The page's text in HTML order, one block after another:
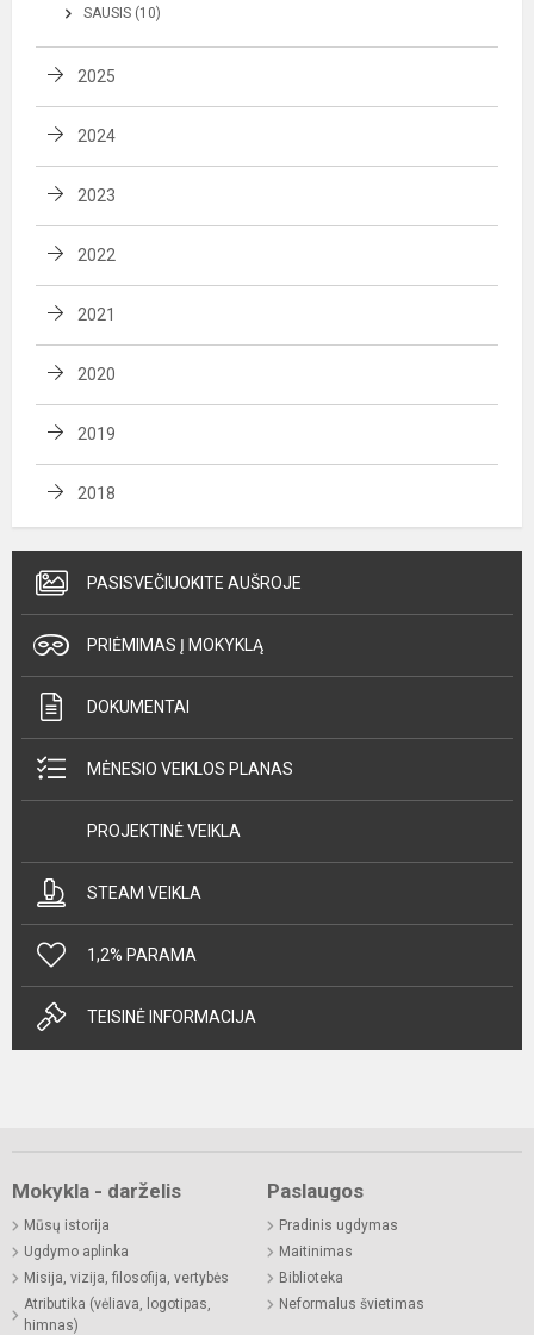
SAUSIS (10)
2025
2024
2023
2022
2021
2020
2019
2018
PASISVEČIUOKITE AUŠROJE
PRIĖMIMAS Į MOKYKLĄ
DOKUMENTAI
MĖNESIO VEIKLOS PLANAS
PROJEKTINĖ VEIKLA
STEAM VEIKLA
1,2% PARAMA
TEISINĖ INFORMACIJA
Mokykla - darželis
Mūsų istorija
Ugdymo aplinka
Misija, vizija, filosofija, vertybės
Atributika (vėliava, logotipas,
himnas)
Paslaugos
Pradinis ugdymas
Maitinimas
Biblioteka
Neformalus švietimas